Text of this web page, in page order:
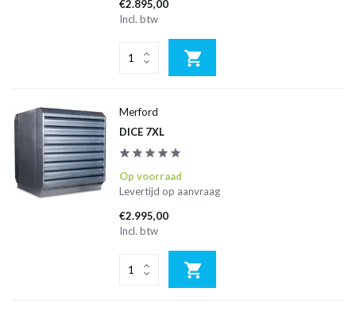
€2.895,00
Incl. btw
Merford
DICE 7XL
Op voorraad
Levertijd op aanvraag
€2.995,00
Incl. btw